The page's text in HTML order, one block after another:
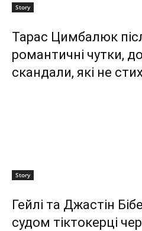
Story
Тарас Цимбалюк
романтичні чутки,
скандали, які не
Story
Гейлі та Джастін
судом тіктокерці